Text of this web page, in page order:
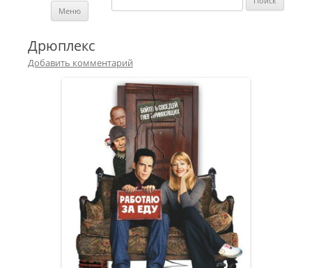
Меню
Дрюплекс
Добавить комментарий